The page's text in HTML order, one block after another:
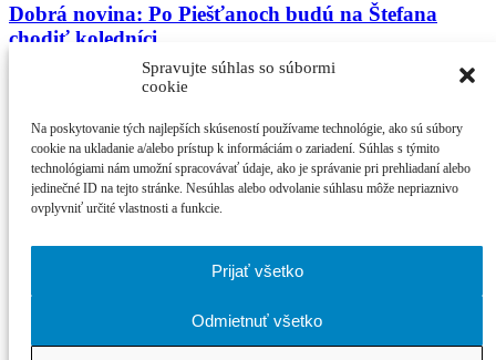
Spravujte súhlas so súbormi
cookie
Na poskytovanie tých najlepších skúseností používame technológie, ako sú súbory
cookie na ukladanie a/alebo prístup k informáciám o zariadení. Súhlas s týmito
technológiami nám umožní spracovávať údaje, ako je správanie pri prehliadaní alebo
jedinečné ID na tejto stránke. Nesúhlas alebo odvolanie súhlasu môže nepriaznivo
ovplyvniť určité vlastnosti a funkcie.
Prijať všetko
Odmietnuť všetko
Dobrá novina: Po Piešťanoch budú na Štefana
chodiť koledníci
Výnos zo zbierky Dobrá novina bol v Piešťanoch 2
920 eur
čítaj ďalej
21. ročník MFF Cinematik otvorí svetová premi...
zPiešťan.sk